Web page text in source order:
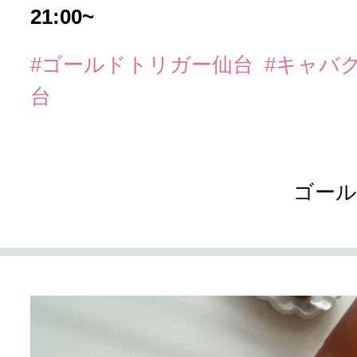
21:00~
#ゴールドトリガー仙台
#キャバ
台
ゴー